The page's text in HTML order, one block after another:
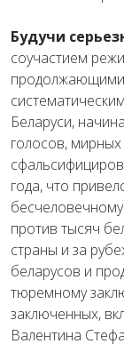
Будучи
соучастием
Беларуси,
голосов, мирных
года, что
бесчеловечному
против тысяч
страны и за
беларусов и
тюремному
заключенных,
Валентина